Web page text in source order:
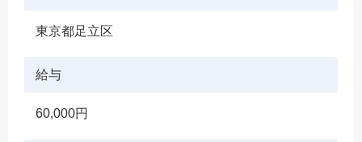
東京都足立区
給与
60,000円